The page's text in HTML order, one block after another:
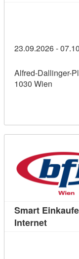
23.09.2026 -
Alfred-Dallinger-
1030 Wien
Smart
Internet